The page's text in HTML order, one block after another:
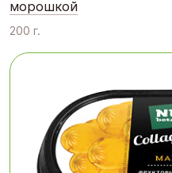
морошкой
200 г.